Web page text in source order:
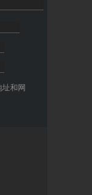
和网